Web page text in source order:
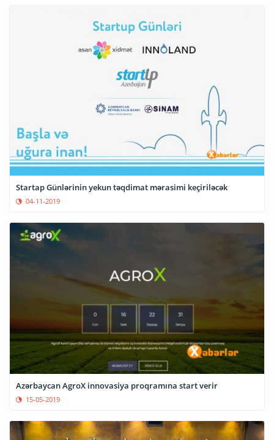
Startap Günlərinin yekun təqdimat mərasimi keçiriləcək
04-11-2019
Azərbaycan AgroX innovasiya proqramına start verir
15-05-2019